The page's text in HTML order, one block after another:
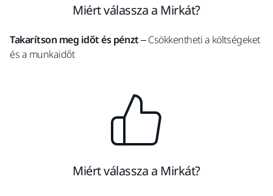
Miért válassza a Mirkát?
Takarítson meg időt és pénzt– Csökkentheti a költségeket
és a munkaidőt
Miért válassza a Mirkát?